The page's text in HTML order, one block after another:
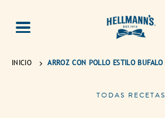
INICIO ARROZ CON POLLO ESTILO BUFALO
TODAS RECETAS